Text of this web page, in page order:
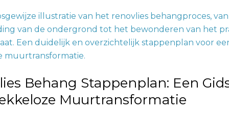
Behang Stappenplan: Een
Muurtransformatie